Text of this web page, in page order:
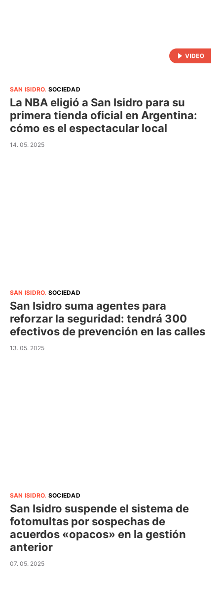
SAN ISIDRO. SOCIEDAD
La NBA eligió a San Isidro para su
primera tienda oficial en Argentina:
cómo es el espectacular local
14. 05. 2025
SAN ISIDRO. SOCIEDAD
San Isidro suma agentes para
reforzar la seguridad: tendrá 300
efectivos de prevención en las calles
13. 05. 2025
SAN ISIDRO. SOCIEDAD
San Isidro suspende el sistema de
fotomultas por sospechas de
acuerdos «opacos» en la gestión
anterior
07. 05. 2025